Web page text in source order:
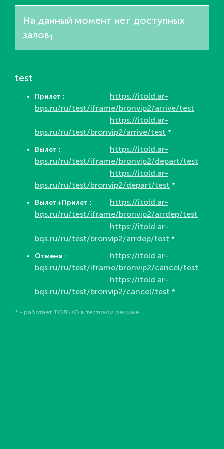
На данный момент нет доступных
залов1
test
Прилет :
https://itold.ar-
bqs.ru/ru/test/iframe/bronvip2/arrive/test
https://itold.ar-
bqs.ru/ru/test/bronvip2/arrive/test *
Вылет :
https://itold.ar-
bqs.ru/ru/test/iframe/bronvip2/depart/test
https://itold.ar-
bqs.ru/ru/test/bronvip2/depart/test *
Вылет+Прилет :
https://itold.ar-
bqs.ru/ru/test/iframe/bronvip2/arrdep/test
https://itold.ar-
bqs.ru/ru/test/bronvip2/arrdep/test *
Отмена :
https://itold.ar-
bqs.ru/ru/test/iframe/bronvip2/cancel/test
https://itold.ar-
bqs.ru/ru/test/bronvip2/cancel/test *
* - работает ТОЛЬКО в тестовом режиме